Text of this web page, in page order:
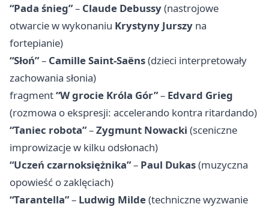
“Pada śnieg”– Claude Debussy(nastrojowe
otwarcie w wykonaniu Krystyny Jurszy na
fortepianie)
“Słoń”– Camille Saint-Saëns(dzieci interpretowały
zachowania słonia)
fragment“W grocie Króla Gór”– Edvard Grieg
(rozmowa o ekspresji: accelerando kontra ritardando)
“Taniec robota”–Zygmunt Nowacki (sceniczne
improwizacje w kilku odsłonach)
“Uczeń czarnoksiężnika”– Paul Dukas(muzyczna
opowieść o zaklęciach)
“Tarantella”– Ludwig Milde(techniczne wyzwanie